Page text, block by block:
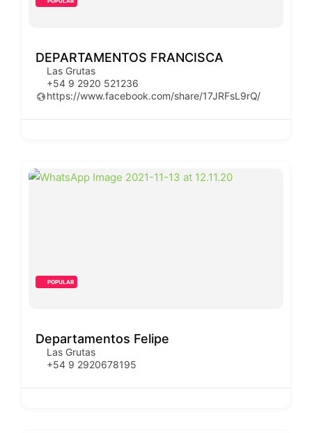
DEPARTAMENTOS FRANCISCA
Las Grutas
+54 9 2920 521236
https://www.facebook.com/share/17JRFsL9rQ/
POPULAR
Departamentos Felipe
Las Grutas
+54 9 2920678195